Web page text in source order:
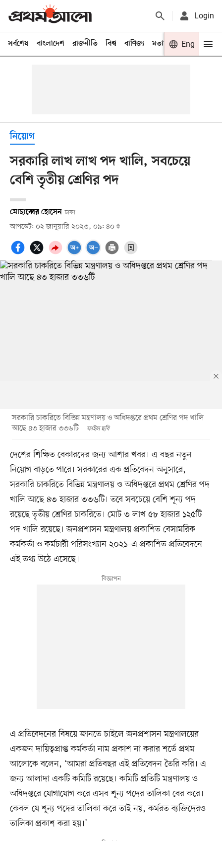
Login
সর্বশেষ বাংলাদেশ রাজনীতি বিশ্ব বাণিজ্য মতামত খেলা
Eng
নিয়োগ
সরকারি লাখ লাখ পদ খালি, সবচেয়ে
বেশি তৃতীয় শ্রেণির পদ
মোছাব্বের হোসেন ঢাকা
আপডেট: ০২ জানুয়ারি ২০২৩, ০৯: ৪০
সরকারি চাকরিতে বিভিন্ন মন্ত্রণালয় ও অধিদপ্তরে প্রথম শ্রেণির পদ খালি
আছে ৪৩ হাজার ৩৩৬টি
ফাইল ছবি
দেশের শিক্ষিত বেকারদের জন্য আশার খবর। এ বছর নতুন
নিয়োগ বাড়তে পারে। সরকারের এক প্রতিবেদন অনুসারে,
সরকারি চাকরিতে বিভিন্ন মন্ত্রণালয় ও অধিদপ্তরে প্রথম শ্রেণির পদ
খালি আছে ৪৩ হাজার ৩৩৬টি। তবে সবচেয়ে বেশি শূন্য পদ
রয়েছে তৃতীয় শ্রেণির চাকরিতে। মোট ৩ লাখ ৫৮ হাজার ১২৫টি
পদ খালি রয়েছে। জনপ্রশাসন মন্ত্রণালয় প্রকাশিত বেসামরিক
কর্মকর্তা ও কর্মচারী পরিসংখ্যান ২০২১–এ প্রকাশিত প্রতিবেদনে
এই তথ্য উঠে এসেছে।
এ প্রতিবেদনের বিষয়ে জানতে চাইলে জনপ্রশাসন মন্ত্রণালয়ের
একজন দায়িত্বপ্রাপ্ত কর্মকর্তা নাম প্রকাশ না করার শর্তে প্রথম
আলোকে বলেন, ‘আমরা প্রতিবছর এই প্রতিবেদন তৈরি করি। এ
জন্য আলাদা একটি কমিটি রয়েছে। কমিটি প্রতিটি মন্ত্রণালয় ও
অধিদপ্তরে যোগাযোগ করে এসব শূন্য পদের তালিকা বের করে।
কেবল যে শূন্য পদের তালিকা করে তাই নয়, কর্মরত ব্যক্তিদেরও
তালিকা প্রকাশ করা হয়।’